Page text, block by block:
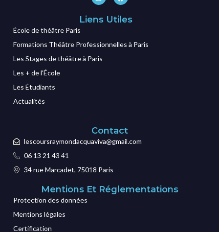
Liens Utiles
École de théâtre Paris
Formations Théâtre Professionnelles à Paris
Les Stages de théâtre à Paris
Les + de l'École
Les Étudiants
Actualités
Contact
lescoursraymondacquaviva@gmail.com
06 13 21 43 41
34 rue Marcadet, 75018 Paris
Mentions Et Réglementations
Protection des données
Mentions légales
Certification